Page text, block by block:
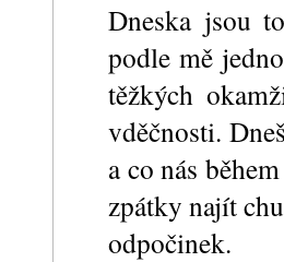
Dneska jsou
podle mě
těžkých
vděčnosti.
a co nás
zpátky najít
odpočinek.